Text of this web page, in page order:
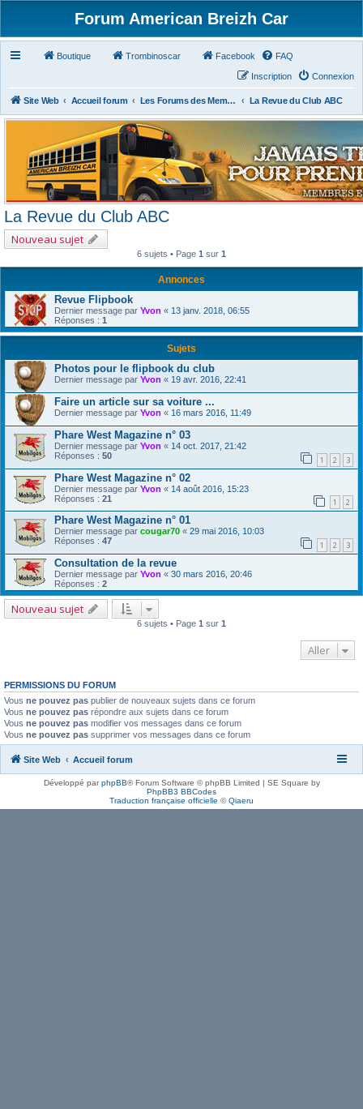
Forum American Breizh Car
Boutique Trombinoscar Facebook FAQ
Connexion
Inscription
Site Web Accueil forum Les Forums des Membres du Club La Revue du Club ABC
La Revue du Club ABC
Nouveau sujet
6 sujets • Page 1 sur 1
Annonces
Revue Flipbook
Dernier message par Yvon « 13 janv. 2018, 06:55
Réponses : 1
Sujets
Photos pour le flipbook du club
Dernier message par Yvon « 19 avr. 2016, 22:41
Faire un article sur sa voiture ...
Dernier message par Yvon « 16 mars 2016, 11:49
Phare West Magazine n° 03
Dernier message par Yvon « 14 oct. 2017, 21:42
Réponses : 50 1 2 3
Phare West Magazine n° 02
Dernier message par Yvon « 14 août 2016, 15:23
Réponses : 21 1 2
Phare West Magazine n° 01
Dernier message par cougar70 « 29 mai 2016, 10:03
Réponses : 47 1 2 3
Consultation de la revue
Dernier message par Yvon « 30 mars 2016, 20:46
Réponses : 2
Nouveau sujet
6 sujets • Page 1 sur 1
Aller
PERMISSIONS DU FORUM
Vous ne pouvez pas publier de nouveaux sujets dans ce forum
Vous ne pouvez pas répondre aux sujets dans ce forum
Vous ne pouvez pas modifier vos messages dans ce forum
Vous ne pouvez pas supprimer vos messages dans ce forum
Site Web Accueil forum
Développé parphpBB® Forum Software © phpBB Limited | SE Square by
PhpBB3 BBCodes
Traduction française officielle ©Qiaeru